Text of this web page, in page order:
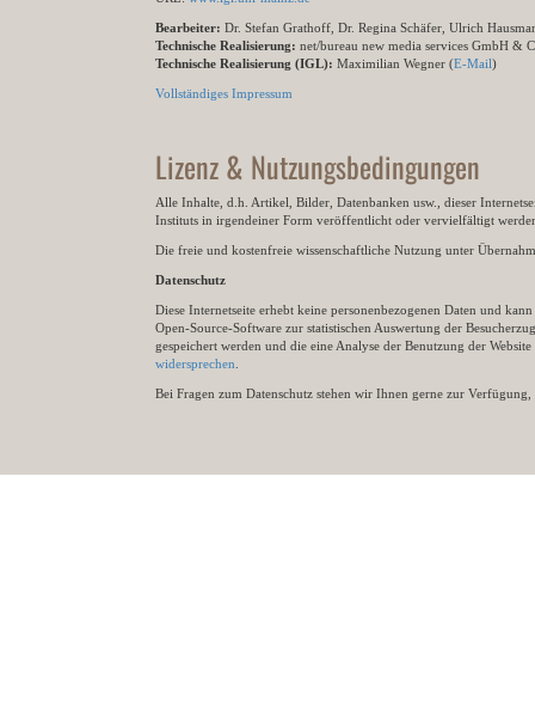
Bearbeiter: Dr. Stefan Grathoff, Dr. Regina Schäfer, Ulrich
Technische Realisierung: net/bureau new media services GmbH &
Technische Realisierung (IGL): Maximilian Wegner (E-Mail)
Vollständiges Impressum
Lizenz & Nutzungsbedingungen
Alle Inhalte, d.h. Artikel, Bilder, Datenbanken usw., dieser
Instituts in irgendeiner Form veröffentlicht oder vervielfältigt
Die freie und kostenfreie wissenschaftliche Nutzung unter
Datenschutz
Diese Internetseite erhebt keine personenbezogenen Daten und
Open-Source-Software zur statistischen Auswertung der
gespeichert werden und die eine Analyse der Benutzung der
widersprechen
Bei Fragen zum Datenschutz stehen wir Ihnen gerne zur